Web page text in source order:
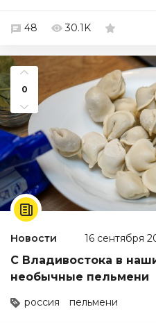
48 30.1K
0
Новости 16 сентября
С Владивостока в
необычные пельмени
россия пельмени